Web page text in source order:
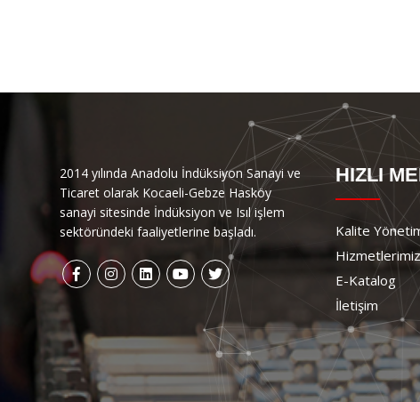
2014 yılında Anadolu İndüksiyon Sanayi ve
Ticaret olarak Kocaeli-Gebze Hasköy
sanayi sitesinde İndüksiyon ve Isıl işlem
sektöründeki faaliyetlerine başladı.
HIZLI
Kalite
E-Katalog
İletişim